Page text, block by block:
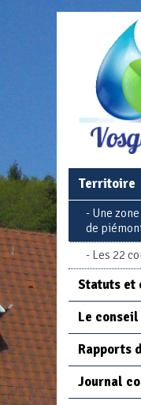
Territoire
Une
de
Les 22
Statuts et
Le
Rapports
Journal